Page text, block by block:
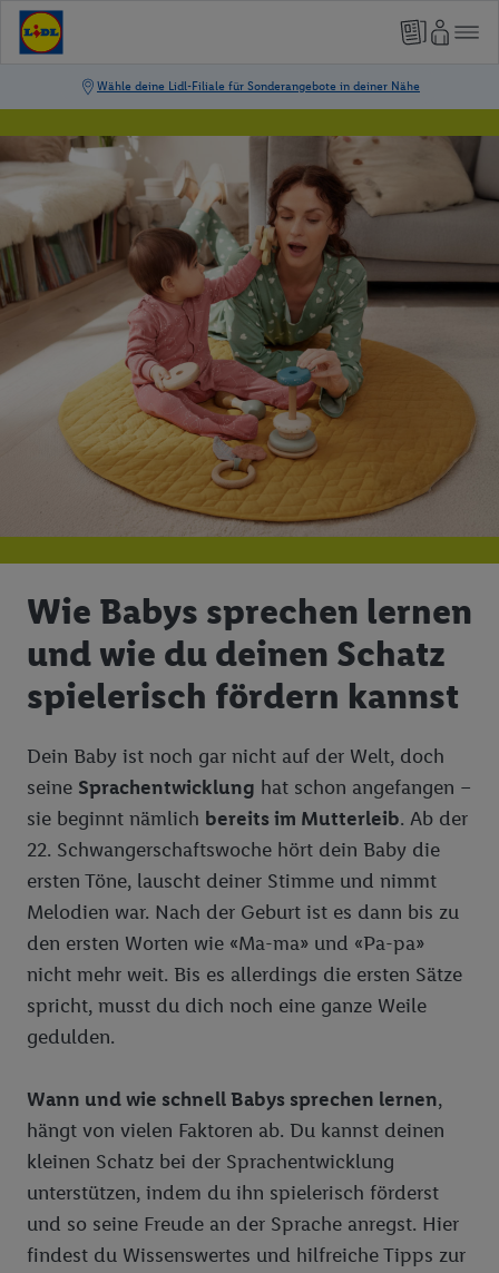
Wie Babys sprechen lernen
und wie du deinen Schatz
spielerisch fördern kannst
Dein Baby ist noch gar nicht auf der Welt, doch
seine Sprachentwicklung hat schon angefangen –
sie beginnt nämlich bereits im Mutterleib. Ab der
22. Schwangerschaftswoche hört dein Baby die
ersten Töne, lauscht deiner Stimme und nimmt
Melodien war. Nach der Geburt ist es dann bis zu
den ersten Worten wie «Ma-ma» und «Pa-pa»
nicht mehr weit. Bis es allerdings die ersten Sätze
spricht, musst du dich noch eine ganze Weile
gedulden.
Wann und wie schnell Babys sprechen lernen,
hängt von vielen Faktoren ab. Du kannst deinen
kleinen Schatz bei der Sprachentwicklung
unterstützen, indem du ihn spielerisch förderst
und so seine Freude an der Sprache anregst. Hier
findest du Wissenswertes und hilfreiche Tipps zur